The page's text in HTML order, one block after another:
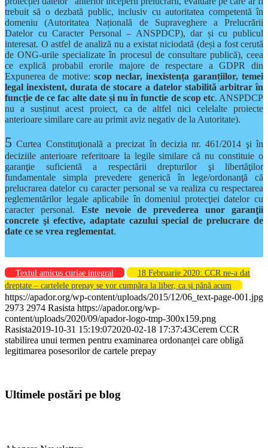
trebuit să o dezbată public, inclusiv cu autoritatea competentă în
domeniu (Autoritatea Națională de Supraveghere a Prelucrării
Datelor cu Caracter Personal – ANSPDCP), dar și cu publicul
interesat. O astfel de analiză nu a existat niciodată (deși a fost cerută
de ONG-urile specializate în procesul de consultare publică), ceea
ce explică probabil erorile majore de respectare a GDPR din
Expunerea de motive: scop neclar, inexistența garanțiilor, temei
legal inexistent, durata de stocare a datelor stabilită arbitrar în
funcție de ce fac alte date și nu în functie de scop etc. ANSPDCP
nu a susținut acest proiect, ca de altfel nici celelalte proiecte
anterioare similare care au primit aviz negativ de la Autoritate).
5 Curtea Constituţională a precizat în decizia nr. 461/2014 şi în
deciziile anterioare referitoare la legile similare că nu constituie o
garanţie suficientă a respectării drepturilor şi libertăţilor
fundamentale simpla prevedere generică în lege/ordonanţă că
prelucrarea datelor cu caracter personal se va realiza cu respectarea
reglementărilor legale aplicabile în domeniul protecţiei datelor cu
caracter personal. Este nevoie de prevederea unor garanţii
concrete şi efective, adaptate cazului special de prelucrare de
date ce se vrea reglementat.
Textul amicus curiae integral
18 Februarie 2020: CCR ne-a dat
dreptate – cartelele prepay se vor cumpăra la liber, ca și până acum
https://apador.org/wp-content/uploads/2015/12/06_text-page-001.jpg
2973 2974 Rasista https://apador.org/wp-
content/uploads/2020/09/apador-logo-tmp-300x159.png
Rasista2019-10-31 15:19:072020-02-18 17:37:43Cerem CCR
stabilirea unui termen pentru examinarea ordonanței care obligă
legitimarea posesorilor de cartele prepay
Ultimele postări pe blog